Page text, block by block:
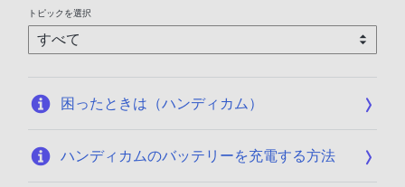
トピックを選択
困ったときは（ハンディカム）
ハンディカムのバッテリーを充電する方法